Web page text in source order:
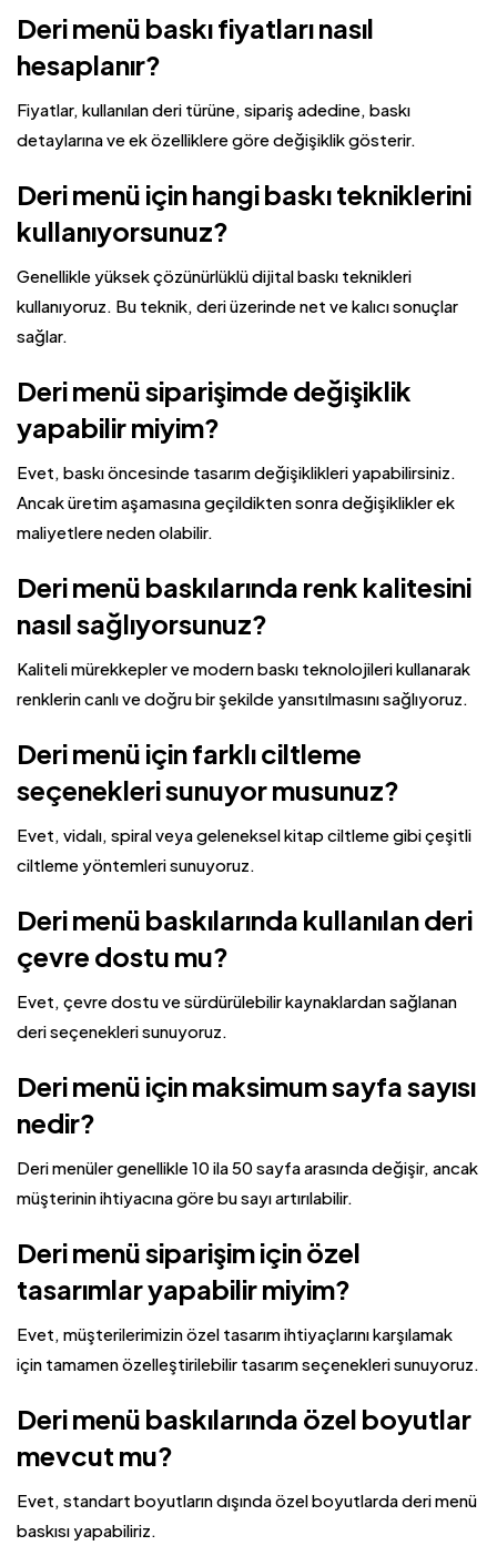
Deri menü baskı fiyatları nasıl
hesaplanır?
Fiyatlar, kullanılan deri türüne, sipariş adedine, baskı
detaylarına ve ek özelliklere göre değişiklik gösterir.
Deri menü için hangi baskı tekniklerini
kullanıyorsunuz?
Genellikle yüksek çözünürlüklü dijital baskı teknikleri
kullanıyoruz. Bu teknik, deri üzerinde net ve kalıcı sonuçlar
sağlar.
Deri menü siparişimde değişiklik
yapabilir miyim?
Evet, baskı öncesinde tasarım değişiklikleri yapabilirsiniz.
Ancak üretim aşamasına geçildikten sonra değişiklikler ek
maliyetlere neden olabilir.
Deri menü baskılarında renk kalitesini
nasıl sağlıyorsunuz?
Kaliteli mürekkepler ve modern baskı teknolojileri kullanarak
renklerin canlı ve doğru bir şekilde yansıtılmasını sağlıyoruz.
Deri menü için farklı ciltleme
seçenekleri sunuyor musunuz?
Evet, vidalı, spiral veya geleneksel kitap ciltleme gibi çeşitli
ciltleme yöntemleri sunuyoruz.
Deri menü baskılarında kullanılan deri
çevre dostu mu?
Evet, çevre dostu ve sürdürülebilir kaynaklardan sağlanan
deri seçenekleri sunuyoruz.
Deri menü için maksimum sayfa sayısı
nedir?
Deri menüler genellikle 10 ila 50 sayfa arasında değişir, ancak
müşterinin ihtiyacına göre bu sayı artırılabilir.
Deri menü siparişim için özel
tasarımlar yapabilir miyim?
Evet, müşterilerimizin özel tasarım ihtiyaçlarını karşılamak
için tamamen özelleştirilebilir tasarım seçenekleri sunuyoruz.
Deri menü baskılarında özel boyutlar
mevcut mu?
Evet, standart boyutların dışında özel boyutlarda deri menü
baskısı yapabiliriz.